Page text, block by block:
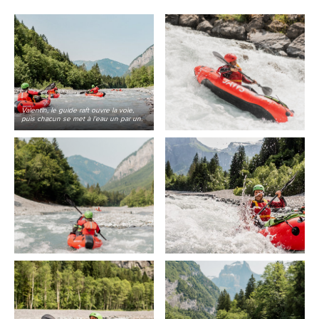
Valentin, le guide raft ouvre la voie,
puis chacun se met à l’eau un par un.